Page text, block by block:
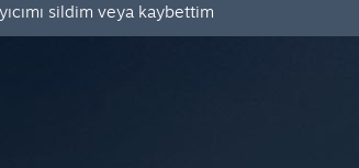
sildim veya kaybettim